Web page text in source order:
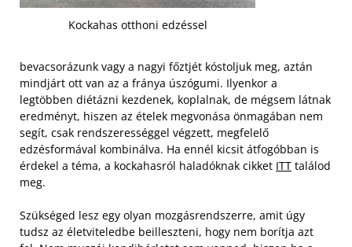
Kockahas otthoni edzéssel
bevacsorázunk vagy a nagyi főztjét kóstoljuk meg, aztán
mindjárt ott van az a fránya úszógumi. Ilyenkor a
legtöbben diétázni kezdenek, koplalnak, de mégsem látnak
eredményt, hiszen az ételek megvonása önmagában nem
segít, csak rendszerességgel végzett, megfelelő
edzésformával kombinálva. Ha ennél kicsit átfogóbban is
érdekel a téma, a kockahasról haladóknak cikket ITT találod
meg.
Szükséged lesz egy olyan mozgásrendszerre, amit úgy
tudsz az életviteledbe beilleszteni, hogy nem borítja azt